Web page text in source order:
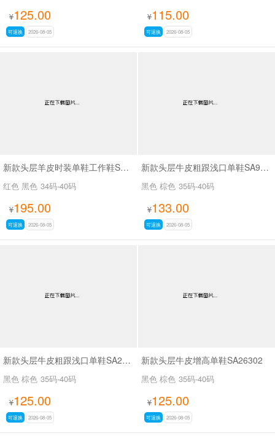
¥125.00
可退换 2026-08-05
¥115.00
可退换 2026-08-05
新款头层羊皮时装单鞋工作鞋SA56-53
红色 黑色 34码-40码
¥195.00
可退换 2026-08-05
新款头层牛皮粗跟浅口单鞋SA9629-5
黑色 棕色 35码-40码
¥133.00
可退换 2026-08-05
新款头层牛皮粗跟浅口单鞋SA26339
黑色 棕色 35码-40码
¥125.00
可退换 2026-08-05
新款头层牛皮增高单鞋SA26302
黑色 棕色 35码-40码
¥125.00
可退换 2026-08-05